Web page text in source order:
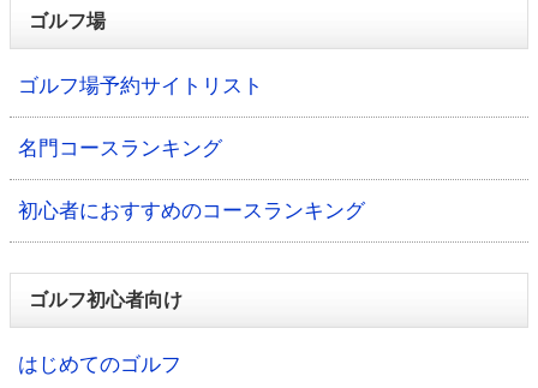
ゴルフ場
ゴルフ場予約サイトリスト
名門コースランキング
初心者におすすめのコースランキング
ゴルフ初心者向け
はじめてのゴルフ